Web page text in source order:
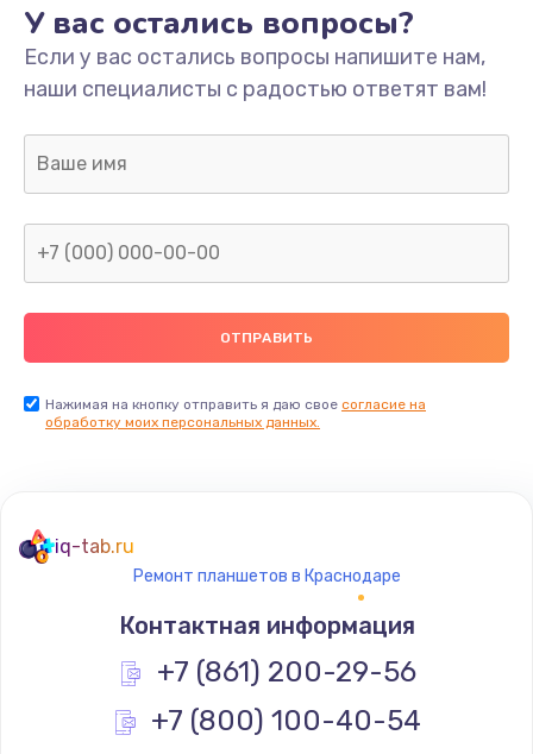
Заказать
Восстановление после попадания влаги
от 600 руб.
Заказать
Замена разъёма наушников (гарнитуры)
от 800 руб.
Заказать
Замена передней камеры
от 900 руб.
Заказать
У вас остались вопросы?
Если у вас остались вопросы напишите нам,
наши специалисты с радостью ответят вам!
Нажимая на кнопку отправить я даю свое согласие на
обработку моих персональных данных.
iq-tab.ru
Ремонт планшетов в Краснодаре
Контактная информация
+7 (861) 200-29-56
+7 (800) 100-40-54